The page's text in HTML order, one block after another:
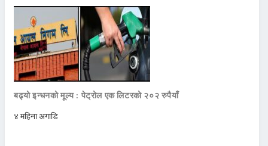
बढ्यो इन्धनको मूल्य : पेट्रोल एक लिटरको २०२ रुपैयाँ
४ महिना अगाडि